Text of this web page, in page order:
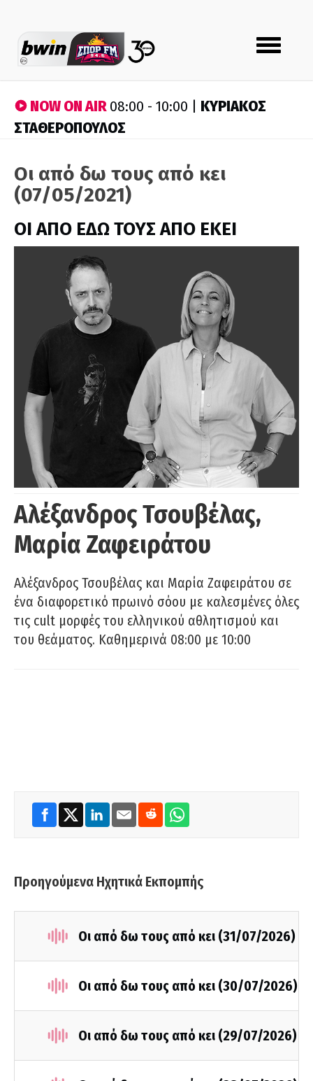
Toggle
navigation
NOW ON AIR08:00 - 10:00 | ΚΥΡΙΑΚΟΣ
ΣΤΑΘΕΡΟΠΟΥΛΟΣ
Οι από δω τους από κει
(07/05/2021)
ΟΙ ΑΠΟ ΕΔΩ ΤΟΥΣ ΑΠΟ ΕΚΕΙ
Αλέξανδρος Τσουβέλας,
Μαρία Ζαφειράτου
Αλέξανδρος Τσουβέλας και Μαρία Ζαφειράτου σε
ένα διαφορετικό πρωινό σόου με καλεσμένες όλες
τις cult μορφές του ελληνικού αθλητισμού και
του θεάματος. Καθημερινά 08:00 με 10:00
Προηγούμενα Ηχητικά Εκπομπής
Οι από δω τους από κει (31/07/2026)
Οι από δω τους από κει (30/07/2026)
Οι από δω τους από κει (29/07/2026)